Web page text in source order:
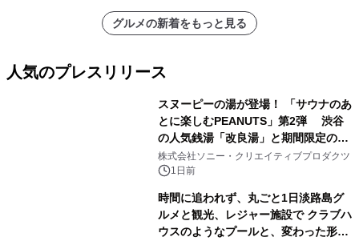
グルメの新着をもっと見る
人気のプレスリリース
スヌーピーの湯が登場！ 「サウナのあ
とに楽しむPEANUTS」第2弾 渋谷
の人気銭湯「改良湯」と期間限定のコ
ラボレーション サウナイキタイコラ
ボグッズも発売決定！
株式会社ソニー・クリエイティブプロダクツ
1日前
時間に追われず、丸ごと1日淡路島グ
ルメと観光、レジャー施設で クラブハ
ウスのようなプールと、変わった形の